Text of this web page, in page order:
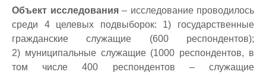
Объект исследования– исследование проводилось
среди 4 целевых подвыборок: 1) государственные
гражданские служащие (600 респондентов);
2) муниципальные служащие (1000 респондентов, в
том числе 400 респондентов – служащие